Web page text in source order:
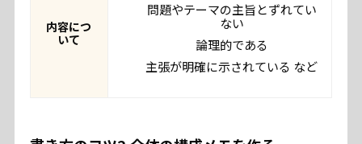
内容につ
いて
問題やテーマの主旨とずれてい
ない
論理的である
主張が明確に示されている など